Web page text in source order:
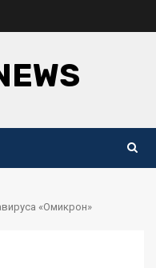
«Омикрон»